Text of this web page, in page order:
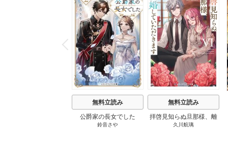
P
r
e
v
i
o
u
s
無料立読み
公爵家の長女でした
鈴音さや
無料立読み
拝啓見知らぬ旦那様、離
婚していただきます
久川航璃